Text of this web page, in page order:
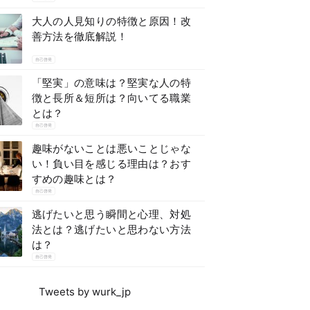
大人の人見知りの特徴と原因！改
善方法を徹底解説！
自己啓発
「堅実」の意味は？堅実な人の特
徴と長所＆短所は？向いてる職業
とは？
自己啓発
趣味がないことは悪いことじゃな
い！負い目を感じる理由は？おす
すめの趣味とは？
自己啓発
逃げたいと思う瞬間と心理、対処
法とは？逃げたいと思わない方法
は？
自己啓発
Tweets by wurk_jp